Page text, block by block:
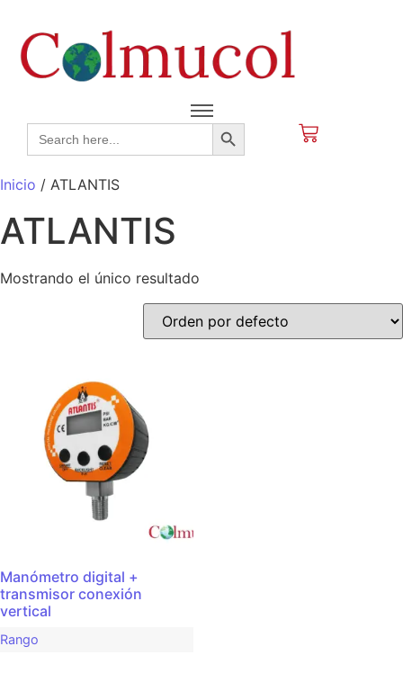
Search
for:
Search Button
Inicio / ATLANTIS
ATLANTIS
Mostrando el único resultado
Manómetro digital +
transmisor conexión
vertical
Rango